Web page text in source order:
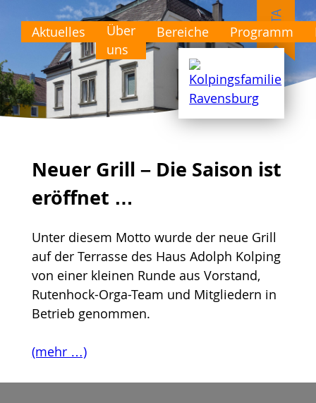
Aktuelles
Über
uns
Bereiche Programm
Neuer Grill – Die Saison ist
eröffnet …
Unter diesem Motto wurde der neue Grill
auf der Terrasse des Haus Adolph Kolping
von einer kleinen Runde aus Vorstand,
Rutenhock-Orga-Team und Mitgliedern in
Betrieb genommen.
(mehr …)